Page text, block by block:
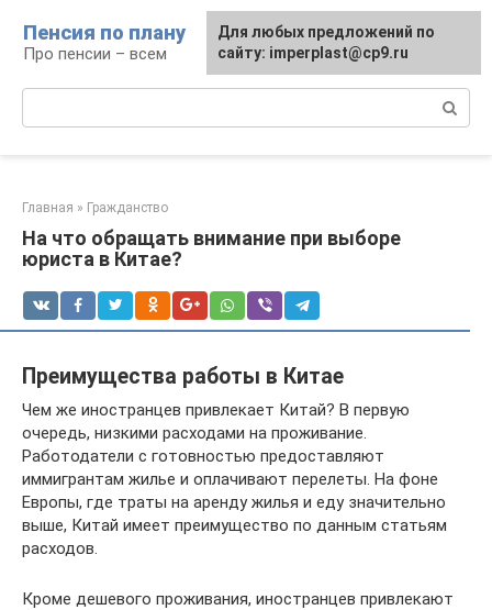
контенту
Пенсия по плану
Про пенсии – всем
Главная » Гражданство
На что обращать внимание при выборе
юриста в Китае?
Преимущества работы в Китае
Чем же иностранцев привлекает Китай? В первую
очередь, низкими расходами на проживание.
Работодатели с готовностью предоставляют
иммигрантам жилье и оплачивают перелеты. На фоне
Европы, где траты на аренду жилья и еду значительно
выше, Китай имеет преимущество по данным статьям
расходов.
Кроме дешевого проживания, иностранцев привлекают
Для любых предложений по
сайту: imperplast@cp9.ru